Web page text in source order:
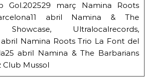
Gol.202529 març Namina Roots
abril Namina & The
Showcase, Ultralocalrecords,
Namina Roots Trio La Font del
abril Namina & The Barbarians
Club Mussol